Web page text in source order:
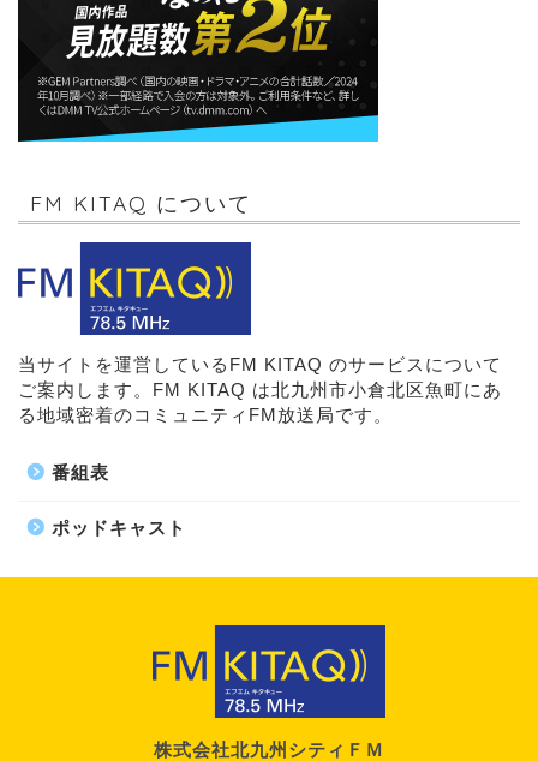
FM KITAQ について
当サイトを運営しているFM KITAQ のサービスについて
ご案内します。FM KITAQ は北九州市小倉北区魚町にあ
る地域密着のコミュニティFM放送局です。
番組表
ポッドキャスト
株式会社北九州シティＦＭ